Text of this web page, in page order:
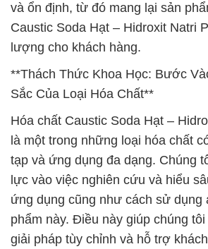
và ổn định, từ đó mang lại sản
Caustic Soda Hạt – Hidroxit Natri
lượng cho khách hàng.
**Thách Thức Khoa Học: Bước
Sắc Của Loại Hóa Chất**
Hóa chất Caustic Soda Hạt –
là một trong những loại hóa chất
tạp và ứng dụng đa dạng. Chúng
lực vào việc nghiên cứu và hiểu
ứng dụng cũng như cách sử dụng
phẩm này. Điều này giúp chúng
giải pháp tùy chỉnh và hỗ trợ